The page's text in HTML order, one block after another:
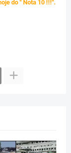
do '' Nota 10 !!!''.